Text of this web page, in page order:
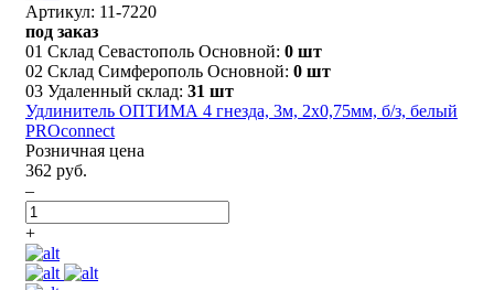
Артикул: 11-7220
под заказ
01 Склад Севастополь Основной: 0 шт
02 Склад Симферополь Основной: 0 шт
03 Удаленный склад: 31 шт
Удлинитель ОПТИМА 4 гнезда, 3м, 2х0,75мм, б/з, белый
PROconnect
Розничная цена
362 руб.
–
+